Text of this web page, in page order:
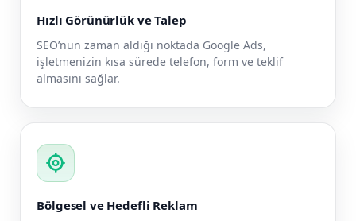
Hızlı Görünürlük ve Talep
SEO’nun zaman aldığı noktada Google Ads,
işletmenizin kısa sürede telefon, form ve teklif
almasını sağlar.
my_location
Bölgesel ve Hedefli Reklam